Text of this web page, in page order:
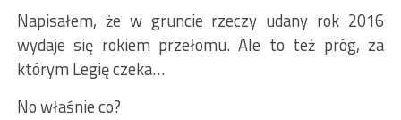
Napisałem, że w gruncie rzeczy udany rok 2016
wydaje się rokiem przełomu. Ale to też próg, za
którym Legię czeka…
No właśnie co?